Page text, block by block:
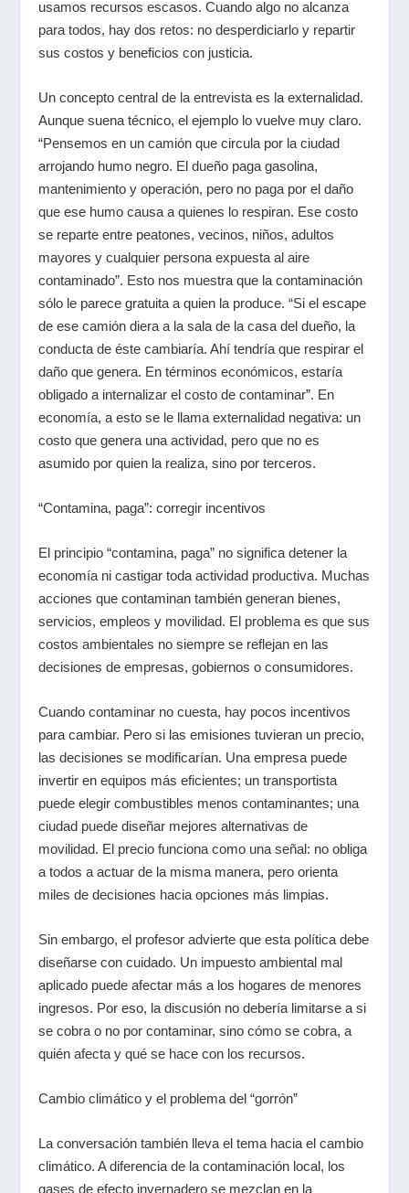
usamos recursos escasos. Cuando algo no alcanza
para todos, hay dos retos: no desperdiciarlo y repartir
sus costos y beneficios con justicia.
Un concepto central de la entrevista es la externalidad.
Aunque suena técnico, el ejemplo lo vuelve muy claro.
“Pensemos en un camión que circula por la ciudad
arrojando humo negro. El dueño paga gasolina,
mantenimiento y operación, pero no paga por el daño
que ese humo causa a quienes lo respiran. Ese costo
se reparte entre peatones, vecinos, niños, adultos
mayores y cualquier persona expuesta al aire
contaminado”. Esto nos muestra que la contaminación
sólo le parece gratuita a quien la produce. “Si el escape
de ese camión diera a la sala de la casa del dueño, la
conducta de éste cambiaría. Ahí tendría que respirar el
daño que genera. En términos económicos, estaría
obligado a internalizar el costo de contaminar”. En
economía, a esto se le llama externalidad negativa: un
costo que genera una actividad, pero que no es
asumido por quien la realiza, sino por terceros.
“Contamina, paga”: corregir incentivos
El principio “contamina, paga” no significa detener la
economía ni castigar toda actividad productiva. Muchas
acciones que contaminan también generan bienes,
servicios, empleos y movilidad. El problema es que sus
costos ambientales no siempre se reflejan en las
decisiones de empresas, gobiernos o consumidores.
Cuando contaminar no cuesta, hay pocos incentivos
para cambiar. Pero si las emisiones tuvieran un precio,
las decisiones se modificarían. Una empresa puede
invertir en equipos más eficientes; un transportista
puede elegir combustibles menos contaminantes; una
ciudad puede diseñar mejores alternativas de
movilidad. El precio funciona como una señal: no obliga
a todos a actuar de la misma manera, pero orienta
miles de decisiones hacia opciones más limpias.
Sin embargo, el profesor advierte que esta política debe
diseñarse con cuidado. Un impuesto ambiental mal
aplicado puede afectar más a los hogares de menores
ingresos. Por eso, la discusión no debería limitarse a si
se cobra o no por contaminar, sino cómo se cobra, a
quién afecta y qué se hace con los recursos.
Cambio climático y el problema del “gorrón”
La conversación también lleva el tema hacia el cambio
climático. A diferencia de la contaminación local, los
gases de efecto invernadero se mezclan en la